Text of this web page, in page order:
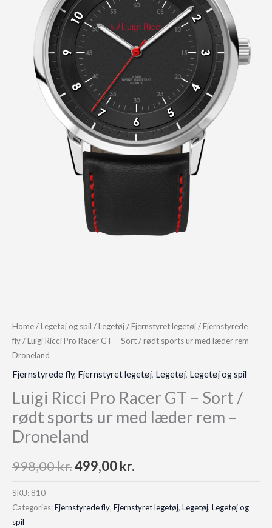
Home/Legetøj og spil /Legetøj/Fjernstyret legetøj/Fjernstyrede
fly/ Luigi Ricci Pro Racer GT – Sort / rødt sports ur med læder rem –
Droneland
Fjernstyrede fly, Fjernstyret legetøj, Legetøj, Legetøj og spil
Luigi Ricci Pro Racer GT – Sort /
rødt sports ur med læder rem –
Droneland
998,00kr.Original
was:
499,00kr.
is:
SKU: 810
Categories:Fjernstyrede fly, Fjernstyret legetøj, Legetøj, Legetøj og
spil